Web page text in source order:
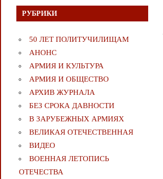
РУБРИКИ
50 ЛЕТ ПОЛИТУЧИЛИЩАМ
АНОНС
АРМИЯ И КУЛЬТУРА
АРМИЯ И ОБЩЕСТВО
АРХИВ ЖУРНАЛА
БЕЗ СРОКА ДАВНОСТИ
В ЗАРУБЕЖНЫХ АРМИЯХ
ВЕЛИКАЯ ОТЕЧЕСТВЕННАЯ
ВИДЕО
ВОЕННАЯ ЛЕТОПИСЬ
ОТЕЧЕСТВА